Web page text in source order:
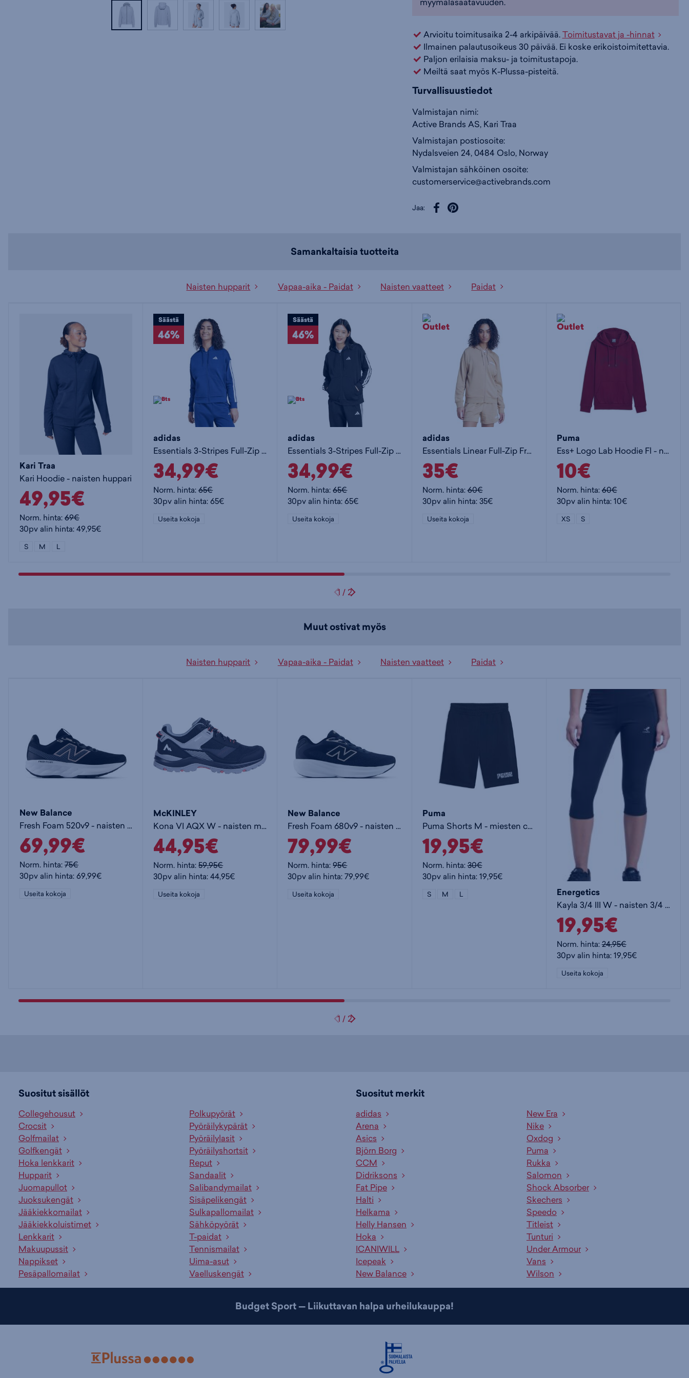
Arvioitu toimitusaika 2-4 arkipäivää.Toimitustavat ja -hinnat
Ilmainen palautusoikeus 30 päivää. Ei koske erikoistoimitettavia.
Paljon erilaisia maksu- ja toimitustapoja.
Meiltä saat myös K-Plussa-pisteitä.
Turvallisuustiedot
Valmistajan nimi:
Active Brands AS, Kari Traa
Valmistajan postiosoite:
Nydalsveien 24, 0484 Oslo, Norway
Valmistajan sähköinen osoite:
customerservice@activebrands.com
Jaa:
Samankaltaisia tuotteita
Naisten hupparit Vapaa-aika - Paidat Naisten vaatteet Paidat
Kari Traa
Kari Hoodie - naisten huppari
49,95€
Norm. hinta:69€
30pv alin hinta: 49,95€
S M L
Säästä
46%
adidas
Essentials 3-Stripes Full-Zip - naisten huppari
34,99€
Norm. hinta:65€
30pv alin hinta: 65€
Useita kokoja
Säästä
46%
adidas
Essentials 3-Stripes Full-Zip - naisten huppari
34,99€
Norm. hinta:65€
30pv alin hinta: 65€
Useita kokoja
adidas
Essentials Linear Full-Zip French Terry Hoodie W - naisten huppari
35€
Norm. hinta:60€
30pv alin hinta: 35€
Useita kokoja
Puma
Ess+ Logo Lab Hoodie Fl - naisten huppari
10€
Norm. hinta:60€
30pv alin hinta: 10€
XS S
1 / 2
Muut ostivat myös
Naisten hupparit Vapaa-aika - Paidat Naisten vaatteet Paidat
New Balance
Fresh Foam 520v9 - naisten juoksukengät
69,99€
Norm. hinta:75€
30pv alin hinta: 69,99€
Useita kokoja
McKINLEY
Kona VI AQX W - naisten matalavartinen vaelluskenkä
44,95€
Norm. hinta:59,95€
30pv alin hinta: 44,95€
Useita kokoja
New Balance
Fresh Foam 680v9 - naisten juoksukengät
79,99€
Norm. hinta:95€
30pv alin hinta: 79,99€
Useita kokoja
Puma
Puma Shorts M - miesten collegeshortsit
19,95€
Norm. hinta:30€
30pv alin hinta: 19,95€
S M L Energetics
Kayla 3/4 III W - naisten 3/4 trikoot
19,95€
Norm. hinta:24,95€
30pv alin hinta: 19,95€
Useita kokoja
1 / 2
Suositut sisällöt
Collegehousut
Crocsit
Golfmailat
Golfkengät
Hoka lenkkarit
Hupparit
Juomapullot
Juoksukengät
Jääkiekkomailat
Jääkiekkoluistimet
Lenkkarit
Makuupussit
Nappikset
Pesäpallomailat
Polkupyörät
Pyöräilykypärät
Pyöräilylasit
Pyöräilyshortsit
Reput
Sandaalit
Salibandymailat
Sisäpelikengät
Sulkapallomailat
Sähköpyörät
T-paidat
Tennismailat
Uima-asut
Vaelluskengät
Suositut merkit
adidas
Arena
Asics
Björn Borg
CCM
Didriksons
Fat Pipe
Halti
Helkama
Helly Hansen
Hoka
ICANIWILL
Icepeak
New Balance
New Era
Nike
Oxdog
Puma
Rukka
Salomon
Shock Absorber
Skechers
Speedo
Titleist
Tunturi
Under Armour
Vans
Wilson
Budget Sport — Liikuttavan halpa urheilukauppa!